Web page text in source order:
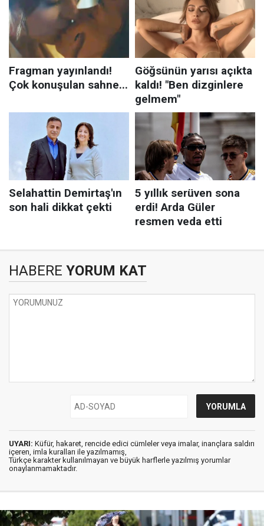
HABERE YORUM KAT
UYARI: Küfür, hakaret, rencide edici cümleler veya imalar, inançlara saldırı
içeren, imla kuralları ile yazılmamış,
Türkçe karakter kullanılmayan ve büyük harflerle yazılmış yorumlar
onaylanmamaktadır.